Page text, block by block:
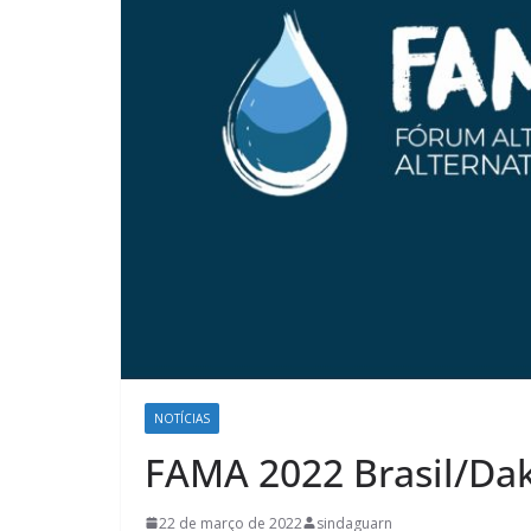
NOTÍCIAS
FAMA 2022 Brasil/
22 de março de 2022 sindaguarn